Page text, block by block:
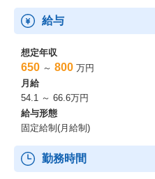
・カタログサイト「Apérza
ものづくりや研究開発の現場で
ログや技術資料を、メーカー横
す。
・ニュースサイト「Apérza
ものづくりの現場で働く技術者
る知見やノウハウ等のコンテン
です。
・ECモール「Apérza EC（アペ
全国のメーカー・専門商社が出
給与
想定年収
650 ～ 800 万円
月給
54.1 ～ 66.6万円
給与形態
固定給制(月給制)
勤務時間